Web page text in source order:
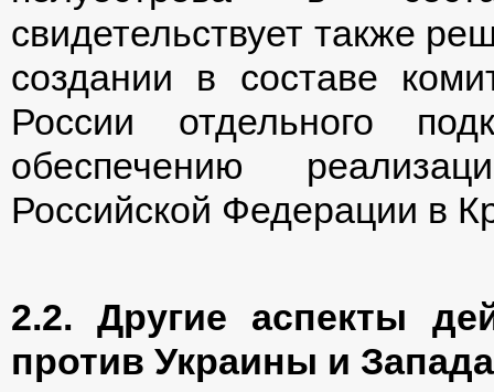
свидетельствует также
создании в составе
России отдельного
обеспечению
Российской Федерации в
2.2. Другие аспекты
против Украины и Запада